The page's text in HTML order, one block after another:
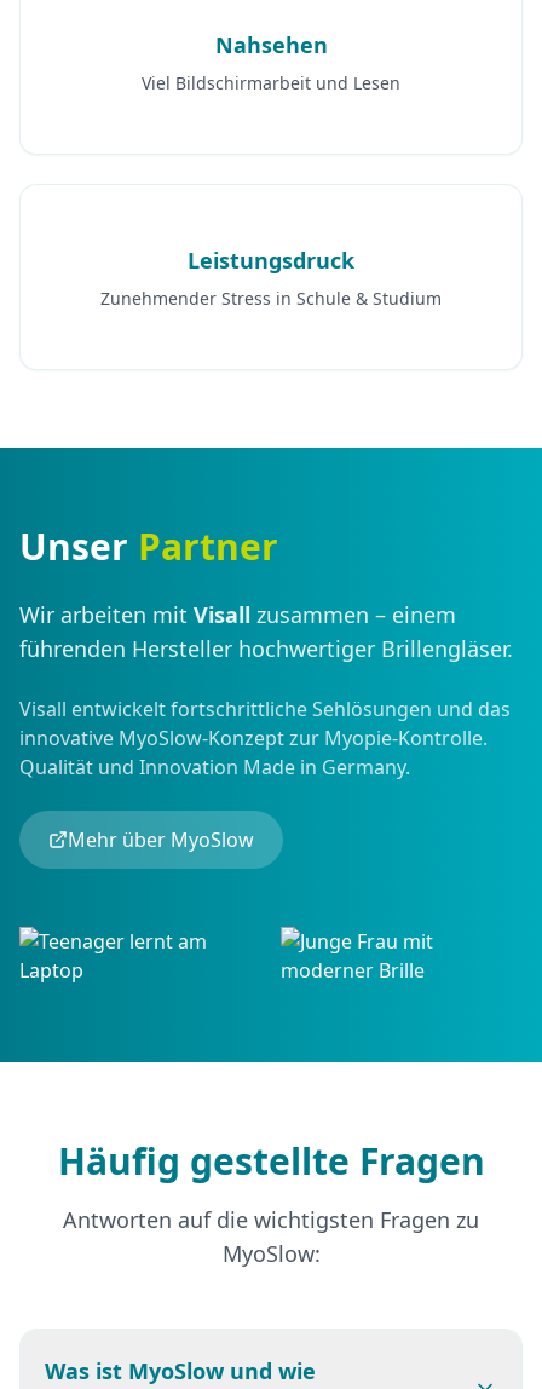
Nahsehen
Viel Bildschirmarbeit und Lesen
Leistungsdruck
Zunehmender Stress in Schule & Studium
Unser Partner
Wir arbeiten mit Visall zusammen – einem
führenden Hersteller hochwertiger Brillengläser.
Visall entwickelt fortschrittliche Sehlösungen und das
innovative MyoSlow-Konzept zur Myopie-Kontrolle.
Qualität und Innovation Made in Germany.
Mehr über MyoSlow
Häufig gestellte Fragen
Antworten auf die wichtigsten Fragen zu
MyoSlow:
Was ist MyoSlow und wie